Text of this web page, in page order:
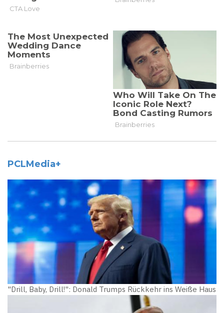
PCLMedia+
"Drill, Baby, Drill!": Donald Trumps Rückkehr ins Weiße Haus